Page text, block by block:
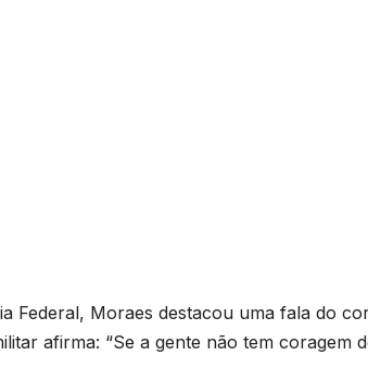
Federal, Moraes destacou uma fala do
afirma: “Se a gente não tem coragem